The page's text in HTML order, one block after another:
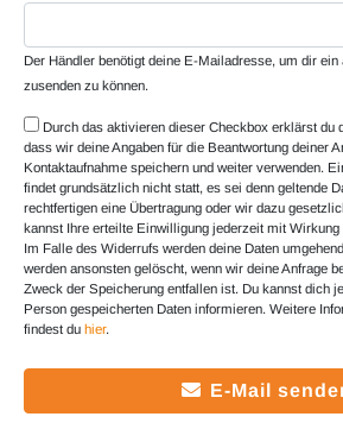
Der Händler benötigt deine E-Mailadresse, um dir ein
zusenden zu können.
Durch das aktivieren dieser Checkbox erklärst du
dass wir deine Angaben für die Beantwortung deiner
Kontaktaufnahme speichern und weiter verwenden.
findet grundsätzlich nicht statt, es sei denn geltende
rechtfertigen eine Übertragung oder wir dazu
kannst Ihre erteilte Einwilligung jederzeit mit Wirkung
Im Falle des Widerrufs werden deine Daten
werden ansonsten gelöscht, wenn wir deine Anfrage
Zweck der Speicherung entfallen ist. Du kannst dich
Person gespeicherten Daten informieren. Weitere
findest du hier.
E-Mail